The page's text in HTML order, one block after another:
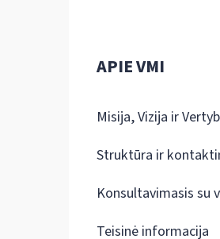
APIE VMI
Misija, Vizija ir
Struktūra ir
Konsultavimasis su
Teisinė informacija